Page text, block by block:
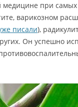
медицине при
варикозном
писали),
Он успешно